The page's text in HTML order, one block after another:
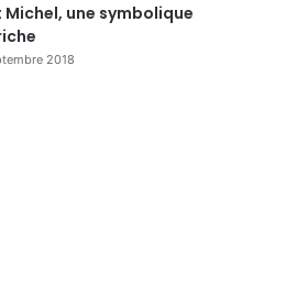
Michel, une symbolique
2018